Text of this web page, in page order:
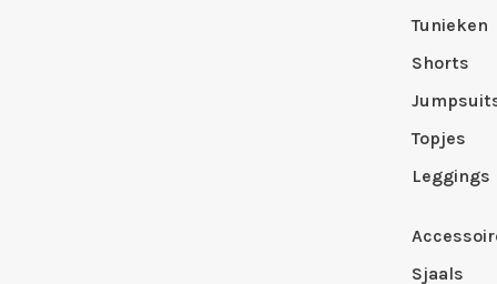
Tunieken
Shorts
Topjes
Leggings
Sjaals